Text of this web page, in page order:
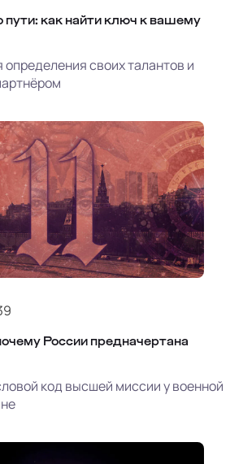
пути: как найти ключ к вашему
своих талантов и
России предначертана
код высшей миссии у военной